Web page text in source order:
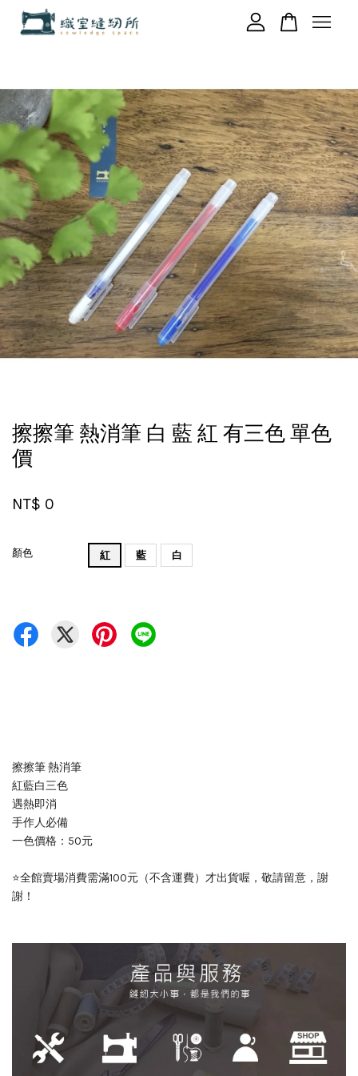
擦擦筆 熱消筆 白 藍 紅 有三色 單色
價
NT$ 0
顏色 紅 藍 白
擦擦筆 熱消筆
紅藍白三色
遇熱即消
手作人必備
一色價格：50元
⭐全館賣場消費需滿100元（不含運費）才出貨喔，敬請留意，謝
謝！
繼續購物